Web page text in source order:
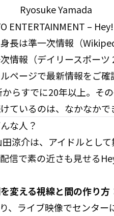
Ryosuke Yamada
ENTERTAINMENT –
長は準一次情報（
情報（デイリースポーツ
ページで最新情報をご確
らすでに20年以上。そ
ているのは、なかなかで
な人？
田涼介は、アイドルとし
信で素の近さも見せる
変える視線と間の作り方
、ライブ映像でセンタ